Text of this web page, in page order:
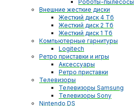
Роботы-пылесосы
Внешние жесткие диски
Жесткий диск 4 Тб
Жесткий диск 2 Тб
Жесткий диск 1 Тб
Компьютерные гарнитуры
Logitech
Ретро приставки и игры
Аксессуары
Ретро приставки
Телевизоры
Телевизоры Samsung
Телевизоры Sony
Nintendo DS